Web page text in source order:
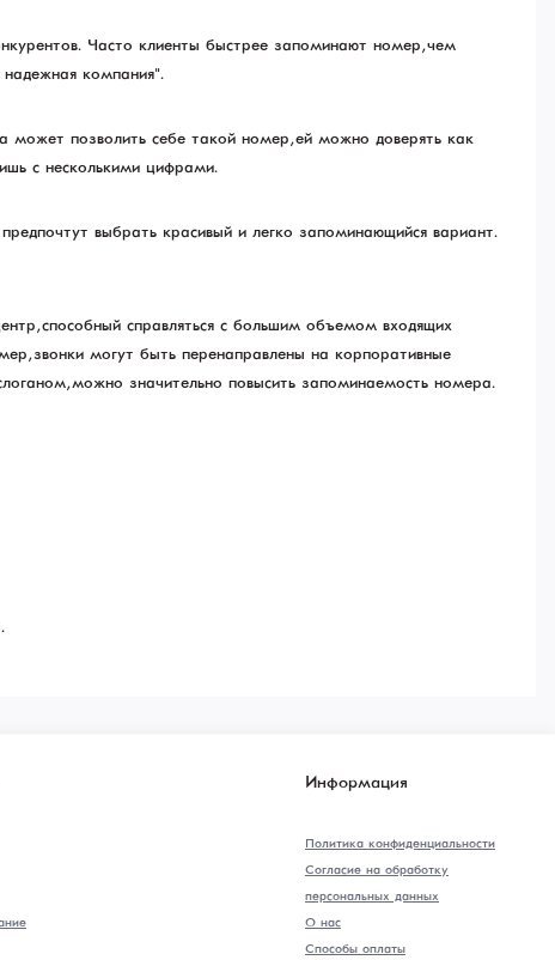
Часто клиенты быстрее запоминают номер, чем
надежная компания".
может позволить себе такой номер, ей можно доверять как
с несколькими цифрами.
выбрать красивый и легко запоминающийся вариант.
способный справляться с большим объемом входящих
звонки могут быть перенаправлены на корпоративные
можно значительно повысить запоминаемость номера.
Информация
Политика конфиденциальности
Согласие на обработку
персональных данных
О нас
Способы оплаты